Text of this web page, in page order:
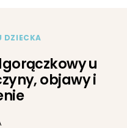
DZIECKA
u
objawy i